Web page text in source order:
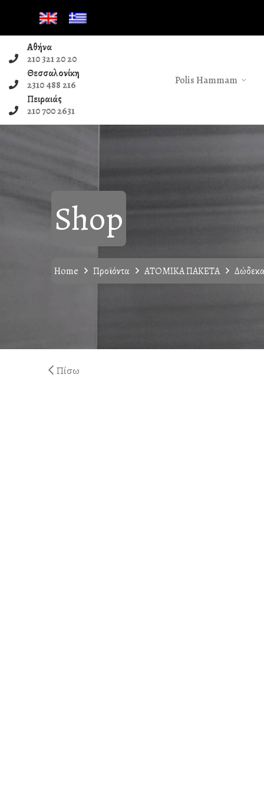
Αθήνα
210 321 20 20
Θεσσαλονίκη
2310 488 216
Πειραιάς
210 700 2631
Polis Hammam
Shop
Home Προϊόντα ΑΤΟΜΙΚΑ ΠΑΚΕΤΑ
Πίσω